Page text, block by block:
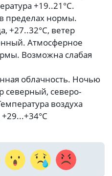
+19..21°С.
пределах нормы.
+27..32°С, ветер
Атмосферное
Возможна слабая
облачность. Ночью
северный, северо-
воздуха